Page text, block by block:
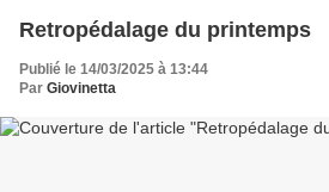
Retropédalage du printemps
Publié le 14/03/2025 à 13:44
Par Giovinetta